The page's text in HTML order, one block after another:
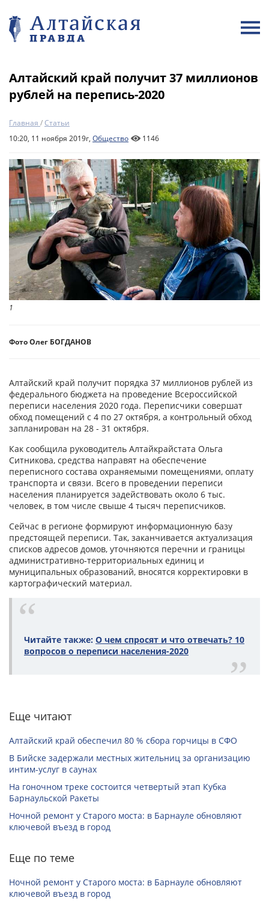
Алтайский край получит 37 миллионов
рублей на перепись-2020
Главная /Статьи
10:20, 11 ноября 2019г, Общество 1146
1
Фото Олег БОГДАНОВ
Алтайский край получит порядка 37 миллионов рублей из
федерального бюджета на проведение Всероссийской
переписи населения 2020 года. Переписчики совершат
обход помещений с 4 по 27 октября, а контрольный обход
запланирован на 28 - 31 октября.
Как сообщила руководитель Алтайкрайстата Ольга
Ситникова, средства направят на обеспечение
переписного состава охраняемыми помещениями, оплату
транспорта и связи. Всего в проведении переписи
населения планируется задействовать около 6 тыс.
человек, в том числе свыше 4 тысяч переписчиков.
Сейчас в регионе формируют информационную базу
предстоящей переписи. Так, заканчивается актуализация
списков адресов домов, уточняются перечни и границы
административно-территориальных единиц и
муниципальных образований, вносятся корректировки в
картографический материал.
Читайте также: О чем спросят и что отвечать? 10
вопросов о переписи населения-2020
Еще читают
Алтайский край обеспечил 80 % сбора горчицы в СФО
В Бийске задержали местных жительниц за организацию
интим-услуг в саунах
На гоночном треке состоится четвертый этап Кубка
Барнаульской Ракеты
Ночной ремонт у Старого моста: в Барнауле обновляют
ключевой въезд в город
Еще по теме
Ночной ремонт у Старого моста: в Барнауле обновляют
ключевой въезд в город